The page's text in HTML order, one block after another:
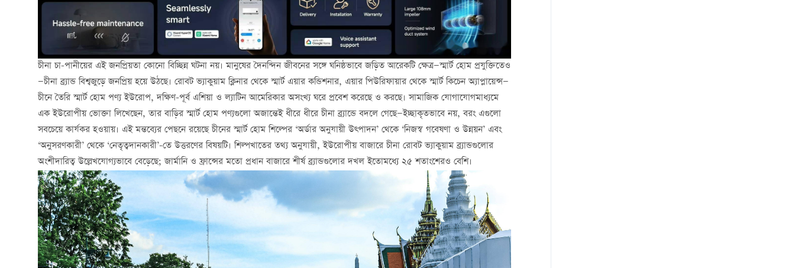
চীনা চা-পানীয়ের এই জনপ্রিয়তা কোনো বিচ্ছিন্ন ঘটনা নয়। মানুষের দৈনন্দিন জীবনের সঙ্গে ঘনিষ্ঠভাবে জড়িত আরেকটি ক্ষেত্র—স্মার্ট হোম প্রযুক্তিতেও
—চীনা ব্র্যান্ড বিশ্বজুড়ে জনপ্রিয় হয়ে উঠছে। রোবট ভ্যাকুয়াম ক্লিনার থেকে স্মার্ট এয়ার কন্ডিশনার, এয়ার পিউরিফায়ার থেকে স্মার্ট কিচেন অ্যাপ্লায়েন্স—
চীনে তৈরি স্মার্ট হোম পণ্য ইউরোপ, দক্ষিণ-পূর্ব এশিয়া ও ল্যাটিন আমেরিকার অসংখ্য ঘরে প্রবেশ করেছে ও করছে। সামাজিক যোগাযোগমাধ্যমে
এক ইউরোপীয় ভোক্তা লিখেছেন, তার বাড়ির স্মার্ট হোম পণ্যগুলো অজান্তেই ধীরে ধীরে চীনা ব্র্যান্ডে বদলে গেছে—ইচ্ছাকৃতভাবে নয়, বরং এগুলো
সবচেয়ে কার্যকর হওয়ায়। এই মন্তব্যের পেছনে রয়েছে চীনের স্মার্ট হোম শিল্পের ‘অর্ডার অনুযায়ী উত্পাদন’ থেকে ‘নিজস্ব গবেষণা ও উন্নয়ন’ এবং
‘অনুসরণকারী’ থেকে ‘নেতৃত্বদানকারী’-তে উত্তরণের বিষয়টি। শিল্পখাতের তথ্য অনুযায়ী, ইউরোপীয় বাজারে চীনা রোবট ভ্যাকুয়াম ব্র্যান্ডগুলোর
অংশীদারিত্ব উল্লেখযোগ্যভাবে বেড়েছে; জার্মানি ও ফ্রান্সের মতো প্রধান বাজারে শীর্ষ ব্র্যান্ডগুলোর দখল ইতোমধ্যে ২৫ শতাংশেরও বেশি।